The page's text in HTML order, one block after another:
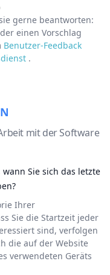
gerne beantworten:
einen Vorschlag
Benutzer-Feedback
.
mit der Software
Sie sich das letzte
Ihrer
Sie die Startzeit jeder
sind, verfolgen
die auf der Website
verwendeten Geräts